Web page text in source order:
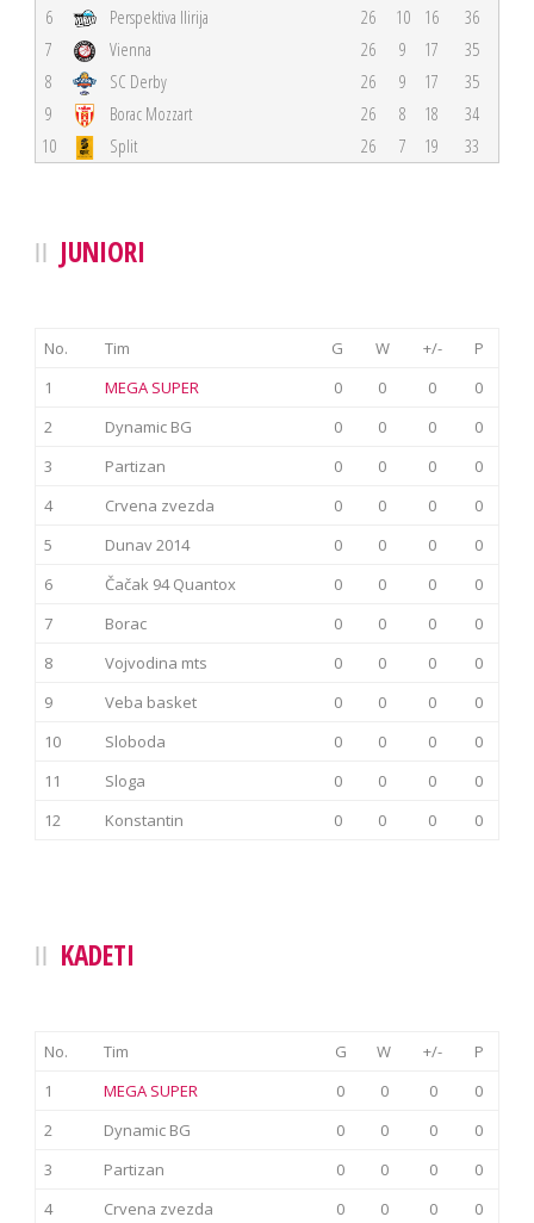
6 Perspektiva Ilirija 26 10 16
36
7
Vienna 26 9 17
35
8
SC Derby 26 9 17
35
9
Borac Mozzart 26 8 18
34
10
Split 26 7 19 33
JUNIORI
No. Tim G W +/-
P
1
MEGA SUPER 0 0 0
0
2
Dynamic BG 0 0 0
0
3
Partizan 0 0 0
0
4
Crvena zvezda 0 0 0
0
5
Dunav 2014 0 0 0
0
6
Čačak 94 Quantox 0 0 0
0
7
Borac 0 0 0
0
8
Vojvodina mts 0 0 0
0
9
Veba basket 0 0 0
0
10
Sloboda 0 0 0
0
11
Sloga 0 0 0
0
12
Konstantin 0 0 0 0
KADETI
No. Tim G W +/-
P
1
MEGA SUPER 0 0 0
0
2
Dynamic BG 0 0 0
0
3
Partizan 0 0 0
0
4
Crvena zvezda 0 0 0
0